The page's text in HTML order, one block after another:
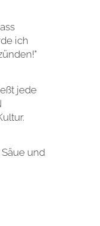
ich
jede
und